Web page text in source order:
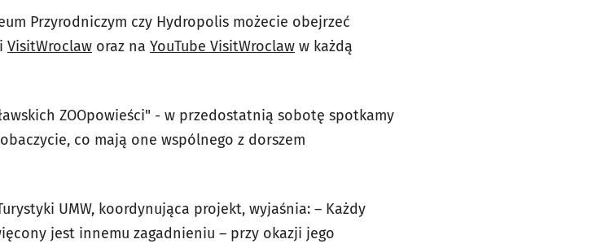
Przyrodniczym czy Hydropolis możecie obejrzeć
i VisitWroclaw oraz na YouTube VisitWroclaw w każdą
ZOOpowieści" - w przedostatnią sobotę spotkamy
co mają one wspólnego z dorszem
UMW, koordynująca projekt, wyjaśnia: – Każdy
jest innemu zagadnieniu – przy okazji jego